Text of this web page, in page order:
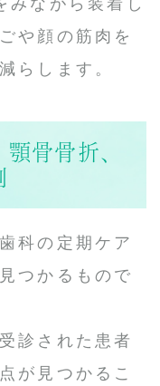
みながら装着し
や顔の筋肉を
らします。
骨骨折、
科の定期ケア
つかるもので
診された患者
が見つかるこ